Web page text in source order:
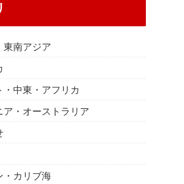
東南アジア
・中東・アフリカ
ア・オーストラリア
・カリブ海